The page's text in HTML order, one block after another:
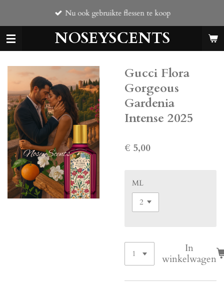
de
hoofdinhoud
NOSEYSCENTS
Nu ook gebruikte flessen te koop
Gucci Flora
Gorgeous
Gardenia
Intense 2025
€ 5,00
ML
In
winkelwagen